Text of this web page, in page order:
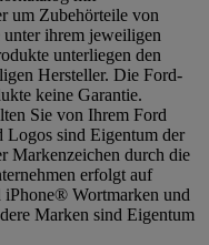
um Zubehörteile von
ihrem jeweiligen
unterliegen den
Hersteller. Die Ford-
keine Garantie.
Sie von Ihrem Ford
sind Eigentum der
Markenzeichen durch die
erfolgt auf
Wortmarken und
Marken sind Eigentum